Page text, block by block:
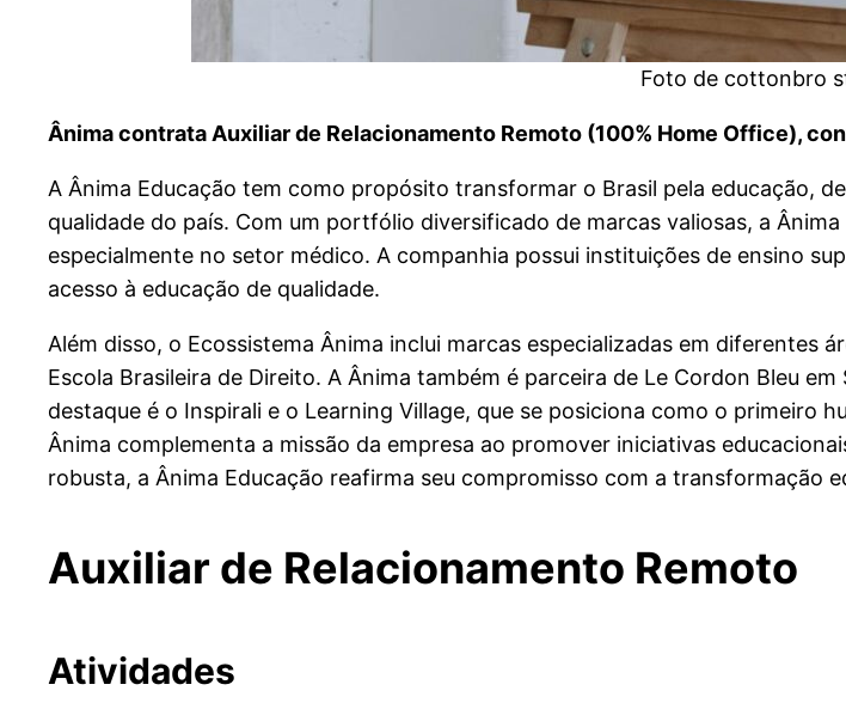
Foto de cottonbro
Ânima contrata Auxiliar de Relacionamento Remoto (100% Home Office),
A Ânima Educação tem como propósito transformar o Brasil pela educação,
qualidade do país. Com um portfólio diversificado de marcas valiosas, a
especialmente no setor médico. A companhia possui instituições de ensino
acesso à educação de qualidade.
Além disso, o Ecossistema Ânima inclui marcas especializadas em diferentes
Escola Brasileira de Direito. A Ânima também é parceira de Le Cordon Bleu
destaque é o Inspirali e o Learning Village, que se posiciona como o primeiro
Ânima complementa a missão da empresa ao promover iniciativas
robusta, a Ânima Educação reafirma seu compromisso com a transformação
Auxiliar de Relacionamento Remoto
Atividades